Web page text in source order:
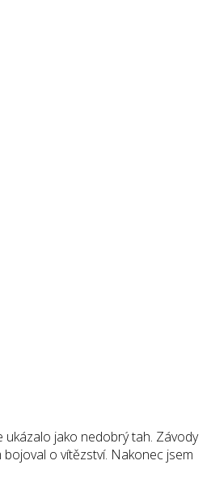
jako nedobrý tah. Závody
o vítězství. Nakonec jsem